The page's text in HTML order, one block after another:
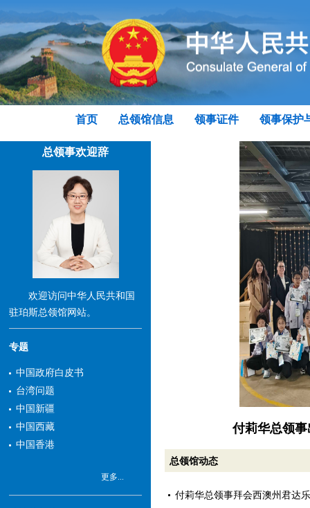
首页 总领馆信息 领事证件 领事保护
总领事欢迎辞
欢迎访问中华人民共和国
驻珀斯总领馆网站。
专题
中国政府白皮书
台湾问题
中国新疆
中国西藏
中国香港
更多...
付莉华总领
总领馆动态
付莉华总领事拜会西澳州君达